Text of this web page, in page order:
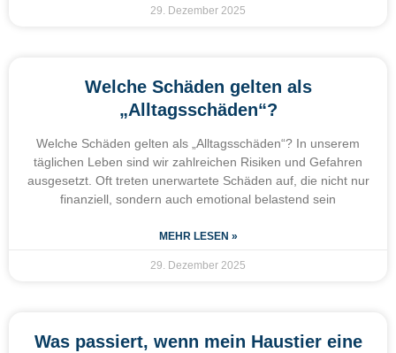
29. Dezember 2025
Welche Schäden gelten als
„Alltagsschäden“?
Welche Schäden gelten als „Alltagsschäden“? In unserem
täglichen Leben sind wir zahlreichen Risiken und Gefahren
ausgesetzt. Oft treten unerwartete Schäden auf, die nicht nur
finanziell, sondern auch emotional belastend sein
MEHR LESEN »
29. Dezember 2025
Was passiert, wenn mein Haustier eine